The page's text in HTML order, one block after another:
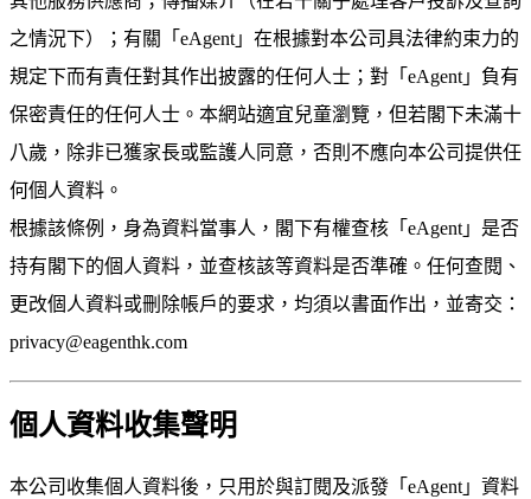
之情況下）；有關「eAgent」在根據對本公司具法律約束力的
規定下而有責任對其作出披露的任何人士；對「eAgent」負有
保密責任的任何人士。本網站適宜兒童瀏覽，但若閣下未滿十
八歲，除非已獲家長或監護人同意，否則不應向本公司提供任
何個人資料。
根據該條例，身為資料當事人，閣下有權查核「eAgent」是否
持有閣下的個人資料，並查核該等資料是否準確。任何查閱、
更改個人資料或刪除帳戶的要求，均須以書面作出，並寄交：
privacy@eagenthk.com
個人資料收集聲明
本公司收集個人資料後，只用於與訂閱及派發「eAgent」資料